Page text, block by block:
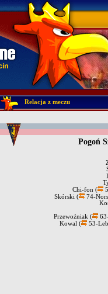
Relacja z meczu
Pogoń
Chi-fon (
Skórski (
74-
Przewoźniak (
Kowal (
53-